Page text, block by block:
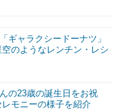
ギャラクシードーナツ」
のようなレンチン・レシ
の23歳の誕生日をお祝
モニーの様子を紹介